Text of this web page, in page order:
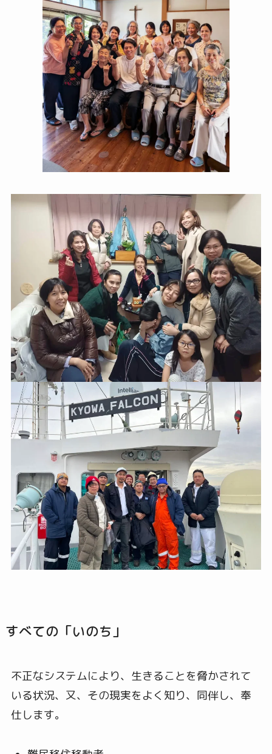
すべての「いのち」
不正なシステムにより、生きることを脅かされて
いる状況、又、その現実をよく知り、同伴し、奉
仕します。